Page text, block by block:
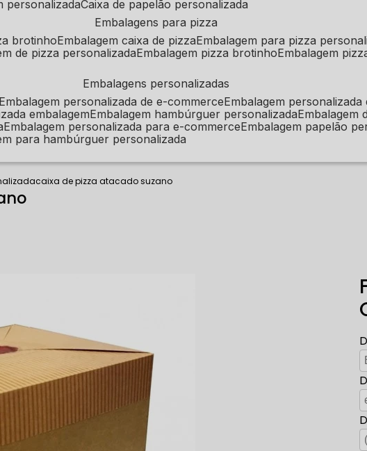
personalizada caixa de papelão personalizada
embalagens para pizza
brotinho embalagem caixa de pizza embalagem para pizza
de pizza personalizada embalagem pizza brotinho embalagem
embalagens personalizadas
embalagem personalizada de e-commerce embalagem
embalagem embalagem hambúrguer personalizada
embalagem personalizada para e-commerce embalagem papelão
para hambúrguer personalizada
caixa de pizza atacado suzano